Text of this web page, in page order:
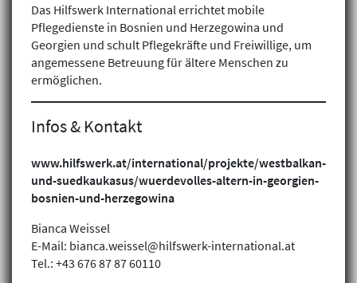
Das Hilfswerk International errichtet mobile
Pflegedienste in Bosnien und Herzegowina und
Georgien und schult Pflegekräfte und Freiwillige, um
angemessene Betreuung für ältere Menschen zu
ermöglichen.
Infos & Kontakt
www.hilfswerk.at/international/projekte/westbalkan-
und-suedkaukasus/wuerdevolles-altern-in-georgien-
bosnien-und-herzegowina
Bianca Weissel
E-Mail: bianca.weissel@hilfswerk-international.at
Tel.: +43 676 87 87 60110